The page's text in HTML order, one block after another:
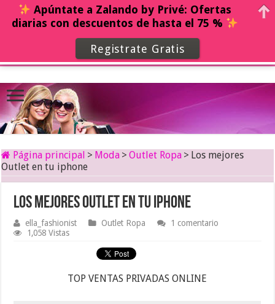
Página principal > Moda > Outlet Ropa > Los mejores
Outlet en tu iphone
Los mejores Outlet en tu iphone
ella_fashionist Outlet Ropa
1 comentario
1,058 Vistas
TOP VENTAS PRIVADAS ONLINE
Apúntate a Zalando by Privé: Ofertas
diarias con descuentos de hasta el 75 %
Registrate Gratis